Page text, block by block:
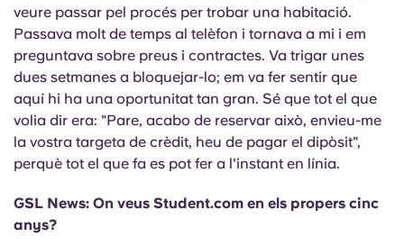
veure passar pel procés per trobar una habitació.
Passava molt de temps al telèfon i tornava a mi i em
preguntava sobre preus i contractes. Va trigar unes
dues setmanes a bloquejar-lo; em va fer sentir que
aquí hi ha una oportunitat tan gran. Sé que tot el que
volia dir era: "Pare, acabo de reservar això, envieu-me
la vostra targeta de crèdit, heu de pagar el dipòsit",
perquè tot el que fa es pot fer a l'instant en línia.
GSL News: On veus Student.com en els propers cinc
anys?